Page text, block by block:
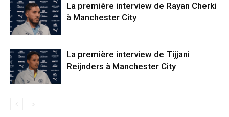
La première interview de Rayan Cherki
à Manchester City
La première interview de Tijjani
Reijnders à Manchester City